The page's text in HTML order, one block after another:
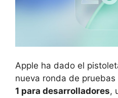
Apple ha dado el
nueva ronda de pruebas
1 para desarrolladores,